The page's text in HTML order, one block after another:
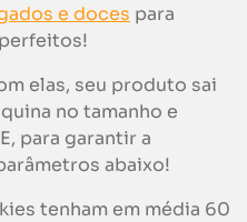
e doces para
perfeitos!
elas, seu produto sai
no tamanho e
para garantir a
abaixo!
tenham em média 60